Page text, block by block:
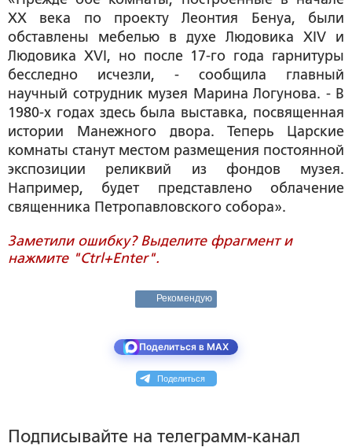
XX века по проекту Леонтия Бенуа, были
обставлены мебелью в духе Людовика XIV и
Людовика XVI, но после 17-го года гарнитуры
бесследно исчезли, - сообщила главный
научный сотрудник музея Марина Логунова. - В
1980-х годах здесь была выставка, посвященная
истории Манежного двора. Теперь Царские
комнаты станут местом размещения постоянной
экспозиции реликвий из фондов музея.
Например, будет представлено облачение
священника Петропавловского собора».
Заметили ошибку? Выделите фрагмент и
нажмите "Ctrl+Enter".
Рекомендую
Поделиться в MAX
Поделиться
Подписывайте на телеграмм-канал